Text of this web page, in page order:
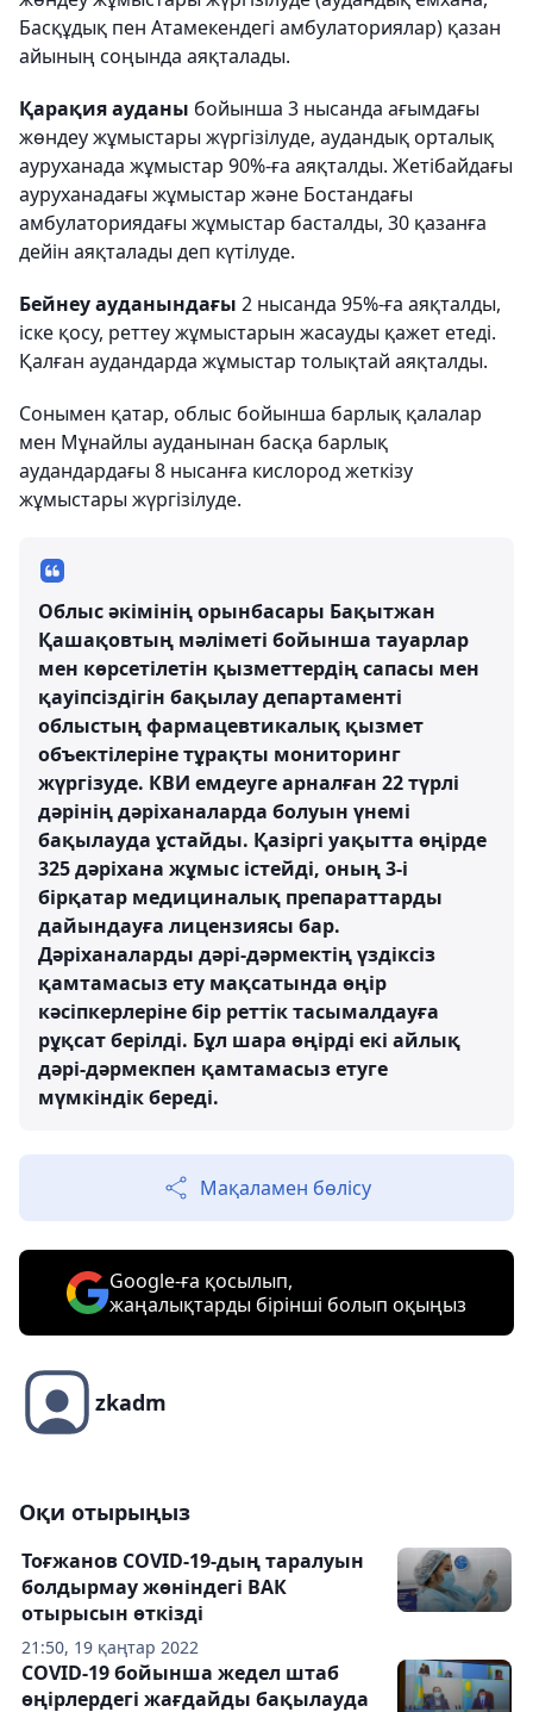
Басқұдық пен Атамекендегі амбулаториялар) қазан
айының соңында аяқталады.
Қарақия ауданы бойынша 3 нысанда ағымдағы
жөндеу жұмыстары жүргізілуде, аудандық орталық
ауруханада жұмыстар 90%-ға аяқталды. Жетібайдағы
ауруханадағы жұмыстар және Бостандағы
амбулаториядағы жұмыстар басталды, 30 қазанға
дейін аяқталады деп күтілуде.
Бейнеу ауданындағы 2 нысанда 95%-ға аяқталды,
іске қосу, реттеу жұмыстарын жасауды қажет етеді.
Қалған аудандарда жұмыстар толықтай аяқталды.
Сонымен қатар, облыс бойынша барлық қалалар
мен Мұнайлы ауданынан басқа барлық
аудандардағы 8 нысанға кислород жеткізу
жұмыстары жүргізілуде.
Облыс әкімінің орынбасары Бақытжан
Қашақовтың мәліметі бойынша тауарлар
мен көрсетілетін қызметтердің сапасы мен
қауіпсіздігін бақылау департаменті
облыстың фармацевтикалық қызмет
объектілеріне тұрақты мониторинг
жүргізуде. КВИ емдеуге арналған 22 түрлі
дәрінің дәріханаларда болуын үнемі
бақылауда ұстайды. Қазіргі уақытта өңірде
325 дәріхана жұмыс істейді, оның 3-і
бірқатар медициналық препараттарды
дайындауға лицензиясы бар.
Дәріханаларды дәрі-дәрмектің үздіксіз
қамтамасыз ету мақсатында өңір
кәсіпкерлеріне бір реттік тасымалдауға
рұқсат берілді. Бұл шара өңірді екі айлық
дәрі-дәрмекпен қамтамасыз етуге
мүмкіндік береді.
Мақаламен бөлісу
Google-ға қосылып,
жаңалықтарды бірінші болып оқыңыз
zkadm
Оқи отырыңыз
21:50, 19 қаңтар 2022
Тоғжанов COVID-19-дың таралуын
болдырмау жөніндегі ВАК
отырысын өткізді
COVID-19 бойынша жедел штаб
өңірлердегі жағдайды бақылауда